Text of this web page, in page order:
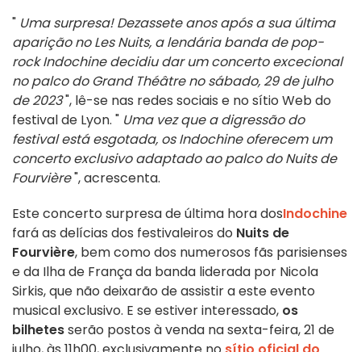
" Uma surpresa! Dezassete anos após a sua última
aparição no Les Nuits, a lendária banda de pop-
rock Indochine decidiu dar um concerto excecional
no palco do Grand Théâtre no sábado, 29 de julho
de 2023", lê-se nas redes sociais e no sítio Web do
festival de Lyon. " Uma vez que a digressão do
festival está esgotada, os Indochine oferecem um
concerto exclusivo adaptado ao palco do Nuits de
Fourvière", acrescenta.
Este concerto surpresa de última hora dosIndochine
fará as delícias dos festivaleiros do Nuits de
Fourvière, bem como dos numerosos fãs parisienses
e da Ilha de França da banda liderada por Nicola
Sirkis, que não deixarão de assistir a este evento
musical exclusivo. E se estiver interessado, os
bilhetesserão postos à venda na sexta-feira, 21 de